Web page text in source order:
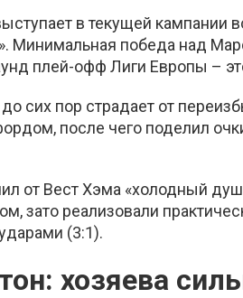
в текущей кампании
Минимальная победа над
плей-офф Лиги Европы –
сих пор страдает от
после чего поделил
от Вест Хэма «холодный
зато реализовали
(3:1).
хозяева